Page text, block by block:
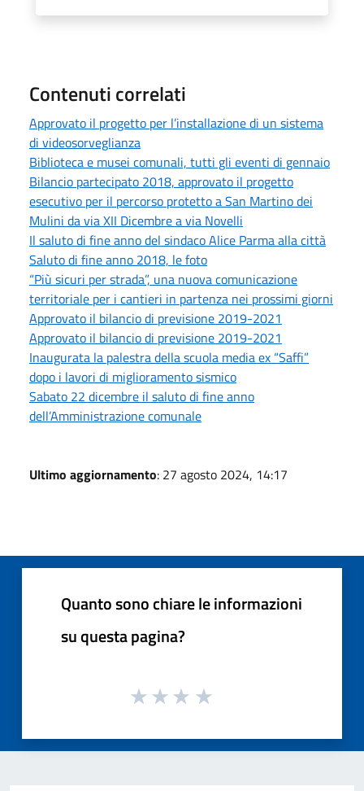
Contenuti correlati
Approvato il progetto per l’installazione di un sistema
di videosorveglianza
Biblioteca e musei comunali, tutti gli eventi di gennaio
Bilancio partecipato 2018, approvato il progetto
esecutivo per il percorso protetto a San Martino dei
Mulini da via XII Dicembre a via Novelli
Il saluto di fine anno del sindaco Alice Parma alla città
Saluto di fine anno 2018, le foto
“Più sicuri per strada”, una nuova comunicazione
territoriale per i cantieri in partenza nei prossimi giorni
Approvato il bilancio di previsione 2019-2021
Approvato il bilancio di previsione 2019-2021
Inaugurata la palestra della scuola media ex “Saffi”
dopo i lavori di miglioramento sismico
Sabato 22 dicembre il saluto di fine anno
dell’Amministrazione comunale
Ultimo aggiornamento: 27 agosto 2024, 14:17
Quanto sono chiare le informazioni
su questa pagina?